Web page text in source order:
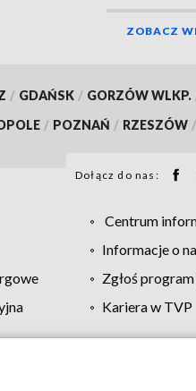
ZOBACZ
/ GDAŃSK / GORZÓW WLKP.
/ POZNAŃ / RZESZÓW /
Dołącz do nas:
Centrum
Informacje o
Zgłoś
Kariera w TVP